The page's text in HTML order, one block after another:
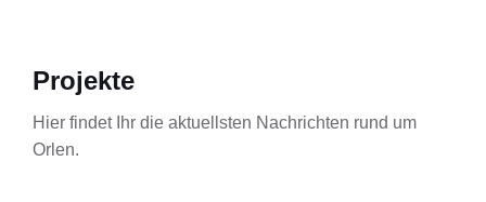
Projekte
Hier findet Ihr die aktuellsten Nachrichten rund um
Orlen.